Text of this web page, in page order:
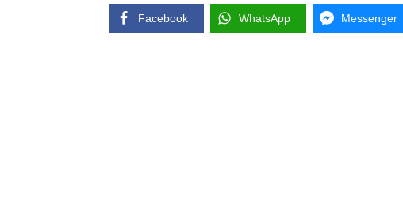
Facebook WhatsApp Messenger